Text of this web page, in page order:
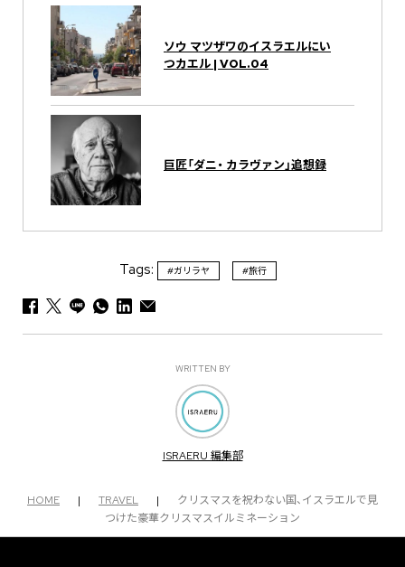
ソウ マツザワのイスラエルにい
つカエル | VOL.04
巨匠「ダニ・ カラヴァン」追想録
Tags: #ガリラヤ #旅行
WRITTEN BY
ISRAERU 編集部
HOME | TRAVEL |
クリスマスを祝わない国、イスラエルで見
つけた豪華クリスマスイルミネーション